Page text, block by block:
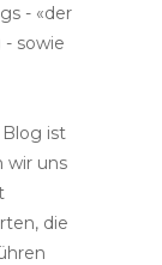
- «der
- sowie
ist
wir uns
die